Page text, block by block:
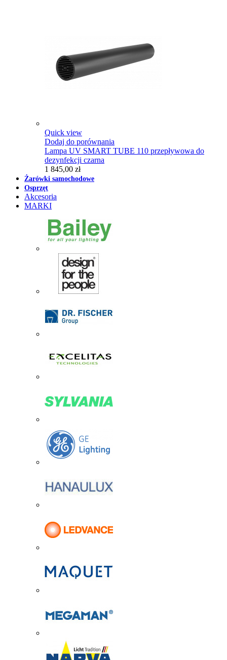
Quick view
Dodaj do porównania
Lampa UV SMART TUBE 110 przepływowa do
dezynfekcji czarna
1 845,00 zł
Żarówki samochodowe
Osprzęt
Akcesoria
MARKI